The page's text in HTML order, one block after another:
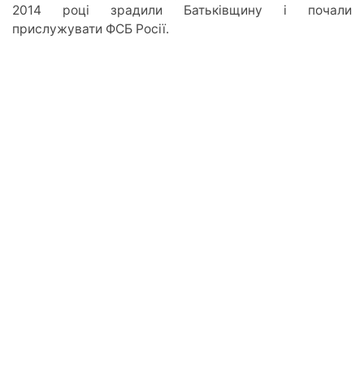
2014 році зрадили Батьківщину і почали
прислужувати ФСБ Росії.